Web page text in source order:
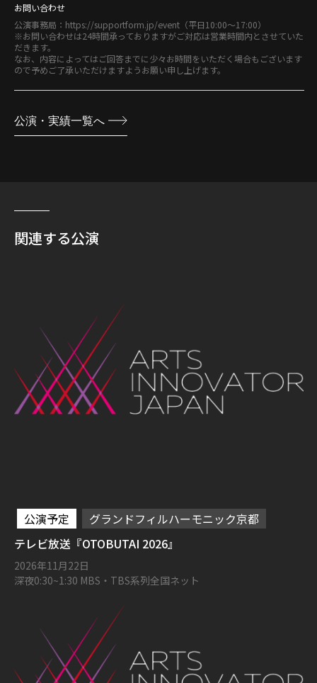
お問い合わせ
公演事務局：https://supportform.jp/event（平日10:00～17:00）
※お問い合わせは24時間承っておりますがご対応は営業時間内とさせていた
だきます。
なお、内容によってはご回答までに少々お時間をいただく場合もございます
ので予めご了承いただけますようお願い申し上げます。
公演・実績一覧へ
関連する公演
公演予定
グランドフィルハーモニック京都
テレビ放送『OTOBUTAI 2026』
2026年11月22日
深夜0:30~1:30 MBS・TBS系列全国ネット